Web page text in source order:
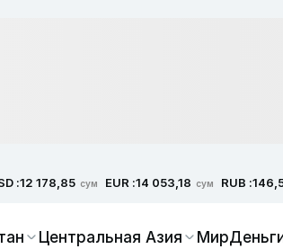
:12 178,85 сум EUR :14 053,18 сум RUB :
Центральная Азия Мир